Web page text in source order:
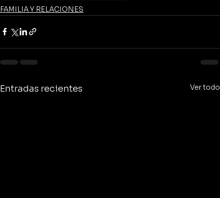
FAMILIA Y RELACIONES
Entradas recientes Ver todo